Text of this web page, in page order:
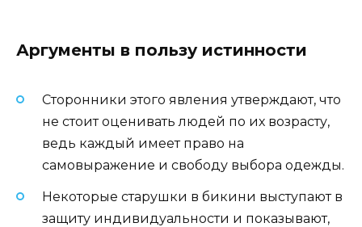
Аргументы в пользу истинности
Сторонники этого явления утверждают, что
не стоит оценивать людей по их возрасту,
ведь каждый имеет право на
самовыражение и свободу выбора одежды.
Некоторые старушки в бикини выступают в
защиту индивидуальности и показывают,